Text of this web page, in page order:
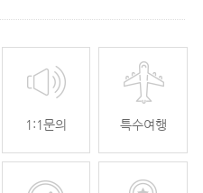
1:1문의 특수여행